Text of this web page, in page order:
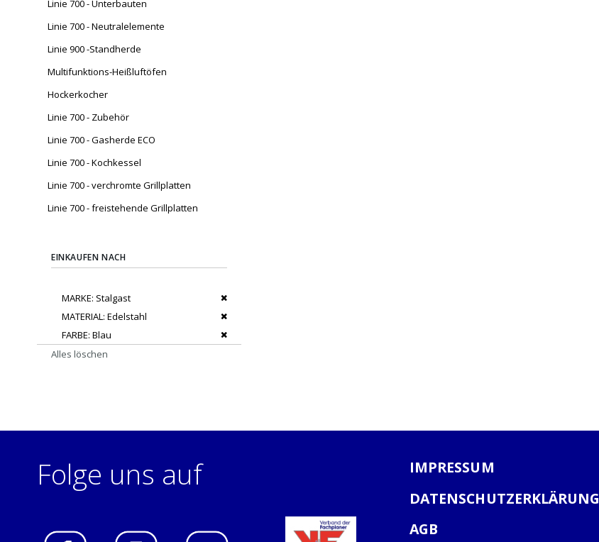
Linie 700 - Unterbauten
Linie 700 - Neutralelemente
Linie 900 -Standherde
Multifunktions-Heißluftöfen
Hockerkocher
Linie 700 - Zubehör
Linie 700 - Gasherde ECO
Linie 700 - Kochkessel
Linie 700 - verchromte Grillplatten
Linie 700 - freistehende Grillplatten
EINKAUFEN NACH
MARKE Stalgast
Dies entfernen
MATERIAL Edelstahl
Dies entfernen
FARBE Blau
Dies entfernen
Alles löschen
Folge uns auf
IMPRESSUM
DATENSCHUTZERKLÄRUNG
AGB